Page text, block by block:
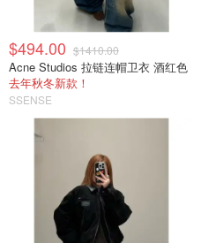
$494.00 $1410.00
Acne Studios 拉链连帽卫衣 酒红色
去年秋冬新款！
SSENSE